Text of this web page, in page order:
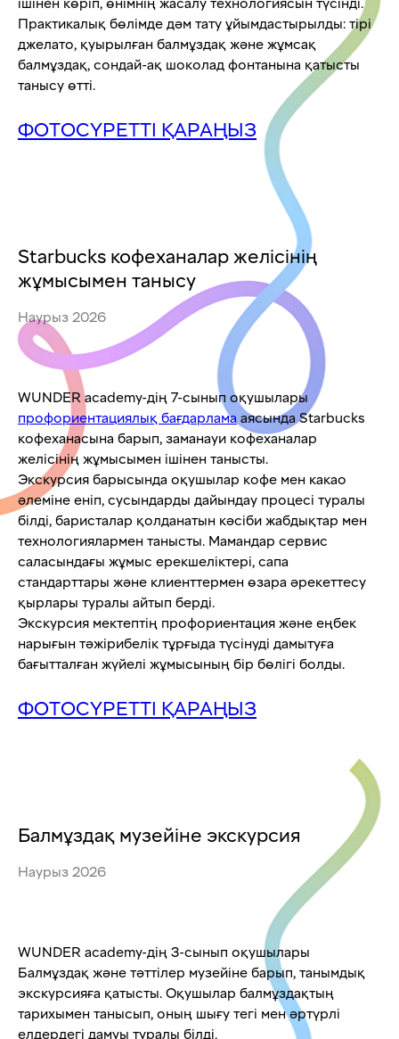
ішінен көріп, өнімнің жасалу технологиясын түсінді.
Практикалық бөлімде дәм тату ұйымдастырылды: тірі
джелато, қуырылған балмұздақ және жұмсақ
балмұздақ, сондай-ақ шоколад фонтанына қатысты
танысу өтті.
ФОТОСҮРЕТТІ ҚАРАҢЫЗ
Starbucks кофеханалар желісінің
жұмысымен танысу
Наурыз 2026
WUNDER academy-дің 7-сынып оқушылары
профориентациялық бағдарлама аясында Starbucks
кофеханасына барып, заманауи кофеханалар
желісінің жұмысымен ішінен танысты.
Экскурсия барысында оқушылар кофе мен какао
әлеміне еніп, сусындарды дайындау процесі туралы
білді, баристалар қолданатын кәсіби жабдықтар мен
технологиялармен танысты. Мамандар сервис
саласындағы жұмыс ерекшеліктері, сапа
стандарттары және клиенттермен өзара әрекеттесу
қырлары туралы айтып берді.
Экскурсия мектептің профориентация және еңбек
нарығын тәжірибелік тұрғыда түсінуді дамытуға
бағытталған жүйелі жұмысының бір бөлігі болды.
ФОТОСҮРЕТТІ ҚАРАҢЫЗ
Балмұздақ музейіне экскурсия
Наурыз 2026
WUNDER academy-дің 3-сынып оқушылары
Балмұздақ және тәттілер музейіне барып, танымдық
экскурсияға қатысты. Оқушылар балмұздақтың
тарихымен танысып, оның шығу тегі мен әртүрлі
елдердегі дамуы туралы білді.